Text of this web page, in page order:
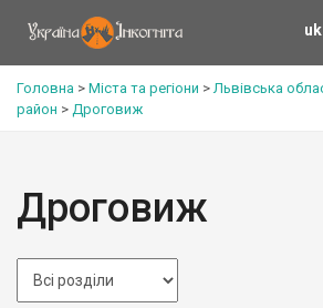
uk
Головна > Міста та регіони >Львівська
район > Дроговиж
Дроговиж